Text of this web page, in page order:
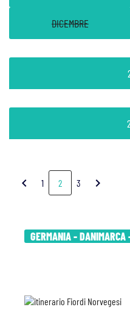
chevron_left 1 2 3 chevron_right
GERMANIA - DANIMARCA
DICEMBRE